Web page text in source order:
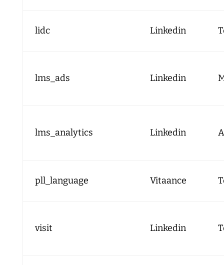
lidc Linkedin
lms_ads Linkedin
lms_analytics Linkedin
pll_language Vitaance
visit Linkedin